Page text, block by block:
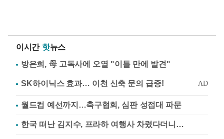
이시간 핫뉴스
방은희, 母 고독사에 오열 "이틀 만에 발견"
월드컵 예선까지…축구협회, 심판 성접대 파문
한국 떠난 김지수, 프라하 여행사 차렸다더니…